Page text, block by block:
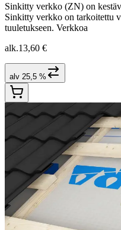
Sinkitty verkko (ZN) on
Sinkitty verkko on tarkoitettu
tuuletukseen. Verkkoa
alk.13,60 €
alv 25,5 %